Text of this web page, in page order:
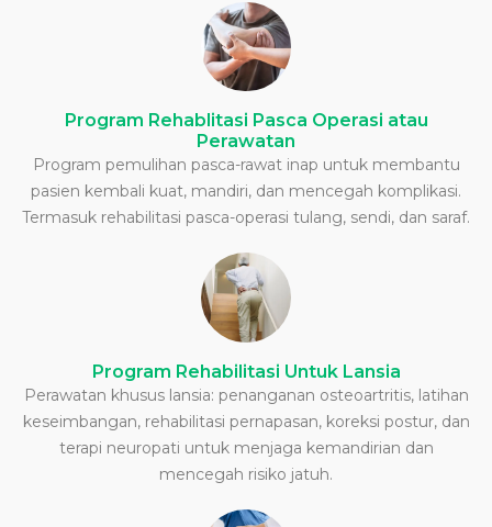
Program Rehablitasi Pasca Operasi atau
Perawatan
Program pemulihan pasca-rawat inap untuk membantu
pasien kembali kuat, mandiri, dan mencegah komplikasi.
Termasuk rehabilitasi pasca-operasi tulang, sendi, dan saraf.
Program Rehabilitasi Untuk Lansia
Perawatan khusus lansia: penanganan osteoartritis, latihan
keseimbangan, rehabilitasi pernapasan, koreksi postur, dan
terapi neuropati untuk menjaga kemandirian dan
mencegah risiko jatuh.